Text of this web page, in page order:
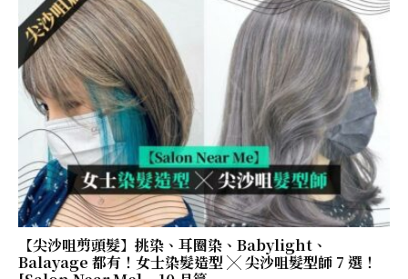
【尖沙咀剪頭髮】挑染、耳圈染、Babylight、
Balayage 都有！女士染髮造型 ╳ 尖沙咀髮型師 7 選！